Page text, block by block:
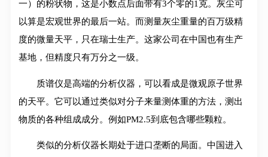
一）的粉状物，这是小数点后面带有3个零的1克。灰尘可
以算是宏观世界的最后一站。而测量灰尘重量的百万级精
度的微量天平，只在瑞士生产。这家公司在中国也有生产
基地，但精度只有万分之一级。
质谱仪是高端的分析仪器，可以看成是微观原子世界
的天平。它可以通过类似对分子来量测体重的方法，测出
物质的各种组成成分。例如PM2.5到底包含哪些颗粒。
类似的分析仪器长期处于进口垄断的局面。中国进入